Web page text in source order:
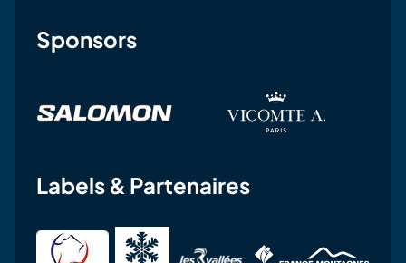
Sponsors
Labels & Partenaires